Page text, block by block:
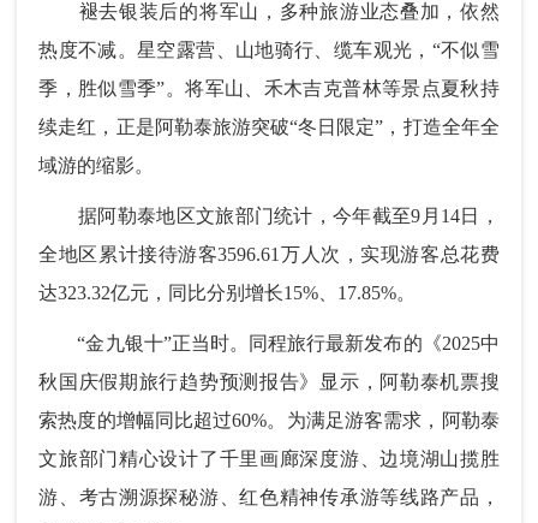
褪去银装后的将军山，多种旅游业态叠加，依然
热度不减。星空露营、山地骑行、缆车观光，“不似雪
季，胜似雪季”。将军山、禾木吉克普林等景点夏秋持
续走红，正是阿勒泰旅游突破“冬日限定”，打造全年全
域游的缩影。
据阿勒泰地区文旅部门统计，今年截至9月14日，
全地区累计接待游客3596.61万人次，实现游客总花费
达323.32亿元，同比分别增长15%、17.85%。
“金九银十”正当时。同程旅行最新发布的《2025中
秋国庆假期旅行趋势预测报告》显示，阿勒泰机票搜
索热度的增幅同比超过60%。为满足游客需求，阿勒泰
文旅部门精心设计了千里画廊深度游、边境湖山揽胜
游、考古溯源探秘游、红色精神传承游等线路产品，